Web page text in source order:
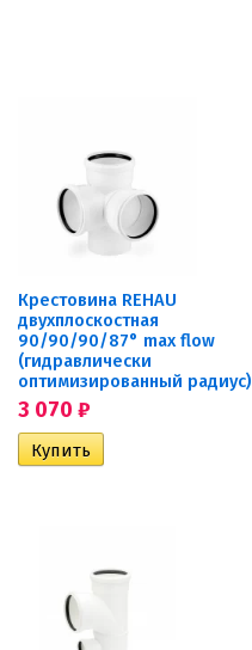
Крестовина REHAU
двухплоскостная
90/90/90/87° max flow
(гидравлически
оптимизированный радиус)
3 070 ₽